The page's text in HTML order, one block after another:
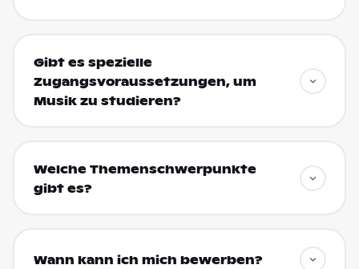
Gibt es spezielle
Zugangsvoraussetzungen, um
Musik zu studieren?
Welche Themenschwerpunkte
gibt es?
Wann kann ich mich bewerben?